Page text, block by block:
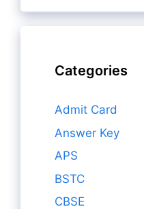
Categories
Admit Card
Answer Key
APS
BSTC
CBSE